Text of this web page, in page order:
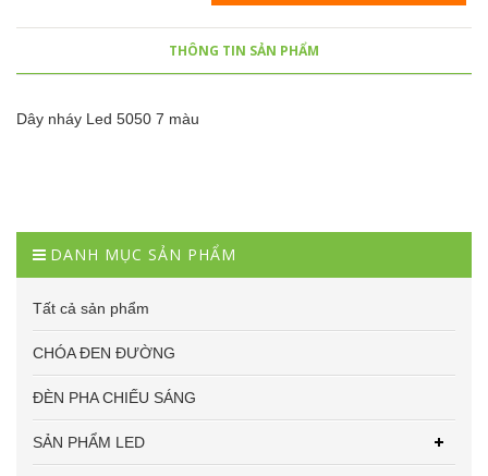
THÔNG TIN SẢN PHẨM
Dây nháy Led 5050 7 màu
DANH MỤC SẢN PHẨM
Tất cả sản phẩm
CHÓA ĐEN ĐƯỜNG
ĐÈN PHA CHIẾU SÁNG
SẢN PHẨM LED